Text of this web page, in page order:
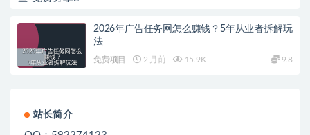
2026年广告任务网怎么赚钱？5年从业者拆解玩
法
免费项目 2 月前 15.9K 9.8
站长简介